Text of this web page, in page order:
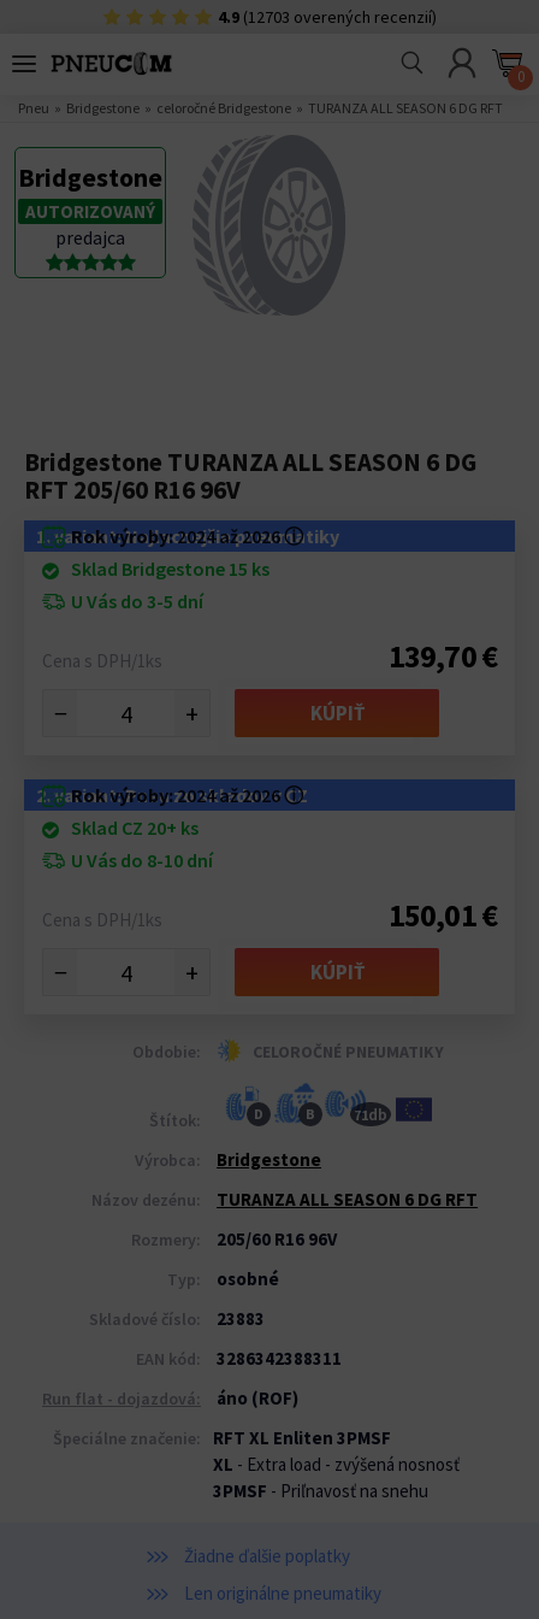
4.9(12703 overených recenzií)
0
Pneu Bridgestone celoročné Bridgestone TURANZA ALL SEASON 6 DG RFT
Bridgestone
AUTORIZOVANÝ
predajca
Bridgestone TURANZA ALL SEASON 6 DG
RFT 205/60 R16 96V
1. variant: Najlacnejšie pneumatiky
Rok výroby:2024 až 2026ⓘ
Sklad Bridgestone 15 ks
U Vás do 3-5 dní
Cena s DPH/1ks 139,70 €
− + KÚPIŤ
2. variant: Pneu zo skladov v CZ
Rok výroby:2024 až 2026ⓘ
Sklad CZ 20+ ks
U Vás do 8-10 dní
Cena s DPH/1ks 150,01 €
− + KÚPIŤ
Obdobie: CELOROČNÉ PNEUMATIKY
Štítok: D B 71db
Výrobca: Bridgestone
Názov dezénu: TURANZA ALL SEASON 6 DG RFT
Rozmery: 205/60 R16 96V
Typ: osobné
Skladové číslo: 23883
EAN kód: 3286342388311
Run flat - dojazdová: áno (ROF)
Špeciálne značenie:
RFT XL Enliten 3PMSF
XL - Extra load - zvýšená nosnosť
3PMSF - Priľnavosť na snehu
Žiadne ďalšie poplatky
Len originálne pneumatiky